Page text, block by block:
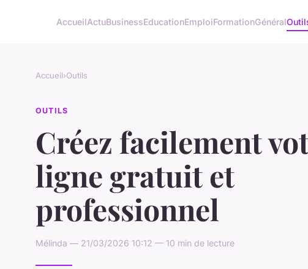
AccueilActuBusinessEducationEmploiFormationGénéral
Accueil›Outils
OUTILS
Créez facilement
ligne gratuit et
professionnel
Mélinda — 21/03/2026 10:12 — 10 min de lecture